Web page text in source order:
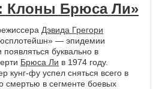
Клоны Брюса Ли»
Дэвида Грегори
— эпидемии
буквально в
Брюса Ли в 1974 году.
кунг-фу успел сняться всего в
смертью в сегменте боевых